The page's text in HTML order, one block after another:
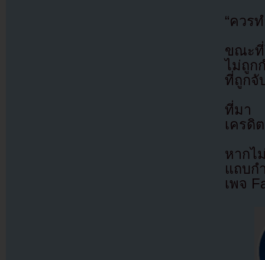
“ควร
ขณะที่
ไม่ถูก
ที่ถูกจั
ที่มา
เครดิ
หากไ
แถบก
เพจ